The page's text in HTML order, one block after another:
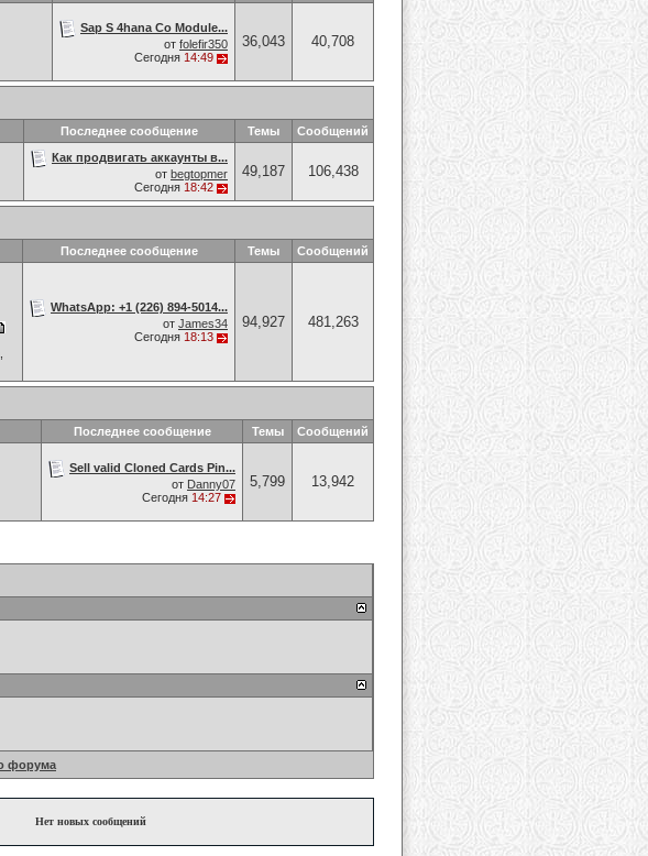
Sap S 4hana Co Module...
от folefir350
Сегодня 14:49
36,043 40,708
Последнее сообщение Темы Сообщений
Как продвигать аккаунты в...
от begtopmer
Сегодня 18:42
49,187 106,438
Последнее сообщение Темы Сообщений
WhatsApp: +1 (226) 894-5014​...
от James34
Сегодня 18:13
94,927 481,263
Последнее сообщение Темы Сообщений
Sell valid Cloned Cards Pin...
от Danny07
Сегодня 14:27
5,799 13,942
форума
Нет новых сообщений